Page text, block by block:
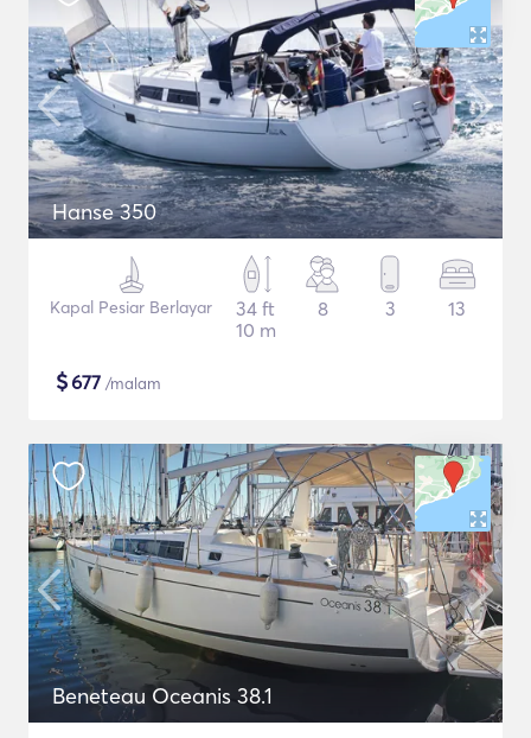
Hanse 350
Kapal Pesiar Berlayar
34 ft
10 m
8 3 13
$677 /malam
Beneteau Oceanis 38.1